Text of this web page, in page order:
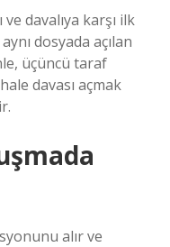
davalıya karşı ilk
dosyada açılan
üçüncü taraf
davası açmak
alır ve